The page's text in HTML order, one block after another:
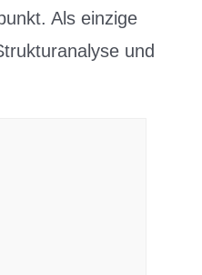
Als einzige
und